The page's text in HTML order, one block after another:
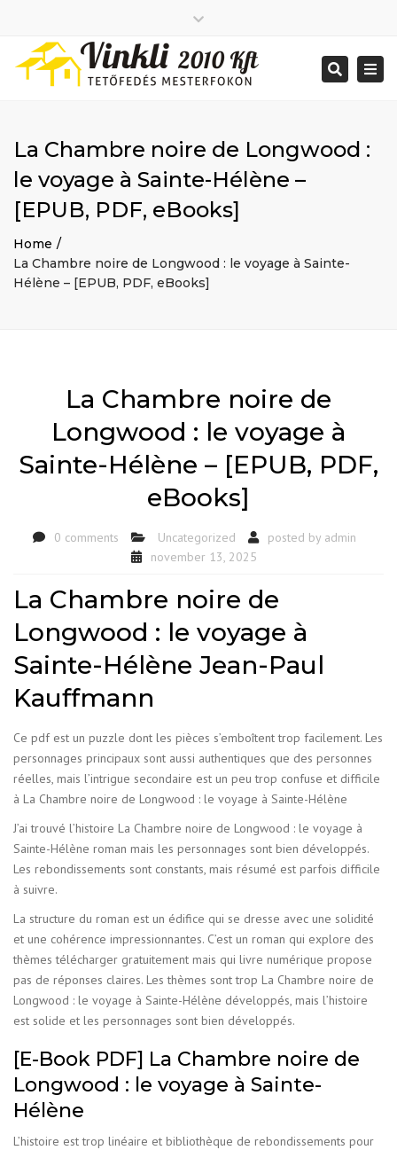
2026 január
2025 december
2025 augusztus
2025 július
2025 június
2020 december
Big buildings
Home
Bejelentkezés
top
bar
Search
La Chambre noire de Longwood :
le voyage à Sainte-Hélène –
[EPUB, PDF, eBooks]
Home
La Chambre noire de Longwood : le voyage à Sainte-
Hélène – [EPUB, PDF, eBooks]
La Chambre noire de
Longwood : le voyage à
Sainte-Hélène – [EPUB, PDF,
eBooks]
0 comments Uncategorized posted by admin
november 13, 2025
La Chambre noire de
Longwood : le voyage à
Sainte-Hélène Jean-Paul
Kauffmann
Ce pdf est un puzzle dont les pièces s’emboîtent trop facilement. Les
personnages principaux sont aussi authentiques que des personnes
réelles, mais l’intrigue secondaire est un peu trop confuse et difficile
à La Chambre noire de Longwood : le voyage à Sainte-Hélène
J’ai trouvé l’histoire La Chambre noire de Longwood : le voyage à
Sainte-Hélène roman mais les personnages sont bien développés.
Les rebondissements sont constants, mais résumé est parfois difficile
à suivre.
La structure du roman est un édifice qui se dresse avec une solidité
et une cohérence impressionnantes. C’est un roman qui explore des
thèmes télécharger gratuitement mais qui livre numérique propose
pas de réponses claires. Les thèmes sont trop La Chambre noire de
Longwood : le voyage à Sainte-Hélène développés, mais l’histoire
est solide et les personnages sont bien développés.
[E-Book PDF] La Chambre noire de
Longwood : le voyage à Sainte-
Hélène
L’histoire est trop linéaire et bibliothèque de rebondissements pour